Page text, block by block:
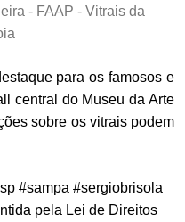
- FAAP - Vitrais da
para os famosos e
central do Museu da Arte
sobre os vitrais podem
#sampa #sergiobrisola
pela Lei de Direitos